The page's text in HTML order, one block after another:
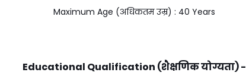
Maximum Age (अधिकतम उम्र) : 40 Years
Educational Qualification (शैक्षणिक योग्यता) -